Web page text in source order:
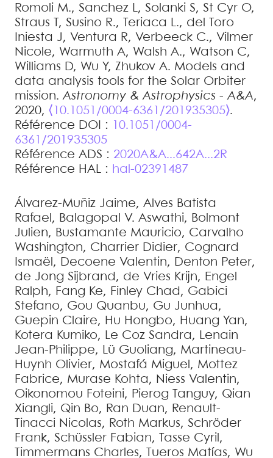
Romoli M., Sanchez L, Solanki S, St Cyr O,
Straus
, Susino R., Teriaca L., del Toro
Iniesta J, Ventura R, Verbeeck C., Vilmer
Nicole, Warmuth A, Walsh A., Watson C,
Williams D, Wu Y, Zhukov A. Models and
data analysis tools for the Solar Orbiter
mission.Astronomy & Astrophysics - A&A,
2020, ⟨10.1051/0004-6361/201935305⟩.
Référence DOI :
10.1051/0004-
6361/201935305
Référence ADS : 2020A&A...642A...2R
Référence HAL : hal-02391487
Álvarez-Muñiz Jaime, Alves Batista
Rafael , Balagopal V. Aswathi, Bolmont
Julien, Bustamante Mauricio, Carvalho
Washington, Charrier Didier, Cognard
Ismaël , Decoene Valentin, Denton Peter,
de Jong Sijbrand , de Vries Krijn, Engel
Ralph, Fang Ke, Finley Chad , Gabici
Stefano, Gou Quanbu, Gu Junhua,
Guepin Claire, Hu Hongbo, Huang Yan,
Kotera Kumiko, Le Coz Sandra, Lenain
Jean-Philippe, Lü Guoliang, Martineau-
Huynh Olivier, Mostafá Miguel , Mottez
Fabrice, Murase Kohta, Niess Valentin,
Oikonomou Foteini, Pierog Tanguy, Qian
Xiangli, Qin Bo, Ran Duan, Renault-
Tinacci Nicolas, Roth Markus, Schröder
Frank, Schüssler Fabian, Tasse Cyril ,
Timmermans Charles, Tueros Matías, Wu